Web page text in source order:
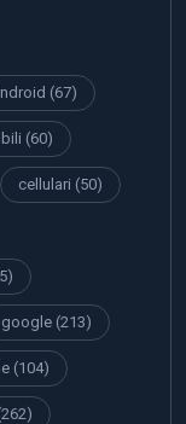
(67)
(60)
cellulari (50)
google (213)
(104)